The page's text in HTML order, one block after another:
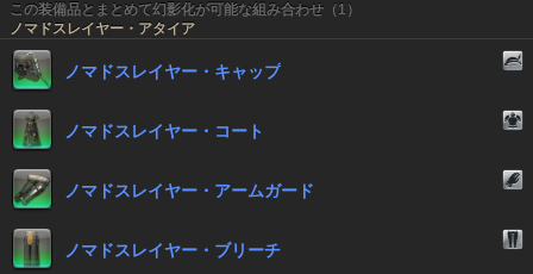
この装備品とまとめて幻影化が可能な組み合わせ（1）
ノマドスレイヤー・アタイア
ノマドスレイヤー・キャップ
ノマドスレイヤー・コート
ノマドスレイヤー・アームガード
ノマドスレイヤー・ブリーチ